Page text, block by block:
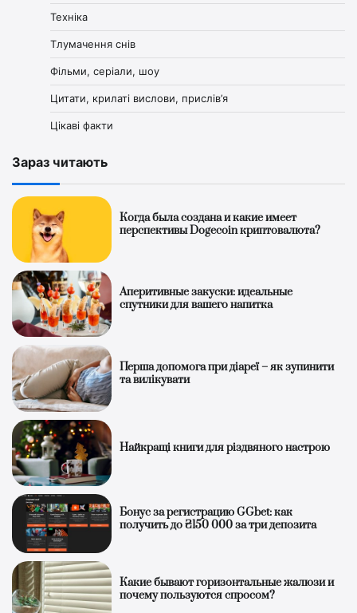
Техніка
Тлумачення снів
Фільми, серіали, шоу
Цитати, крилаті вислови, прислів’я
Цікаві факти
Зараз читають
Когда была создана и какие имеет
перспективы Dogecoin криптовалюта?
Аперитивные закуски: идеальные
спутники для вашего напитка
Перша допомога при діареї – як зупинити
та вилікувати
Найкращі книги для різдвяного настрою
Бонус за регистрацию GGbet: как
получить до ₴150 000 за три депозита
Какие бывают горизонтальные жалюзи и
почему пользуются спросом?